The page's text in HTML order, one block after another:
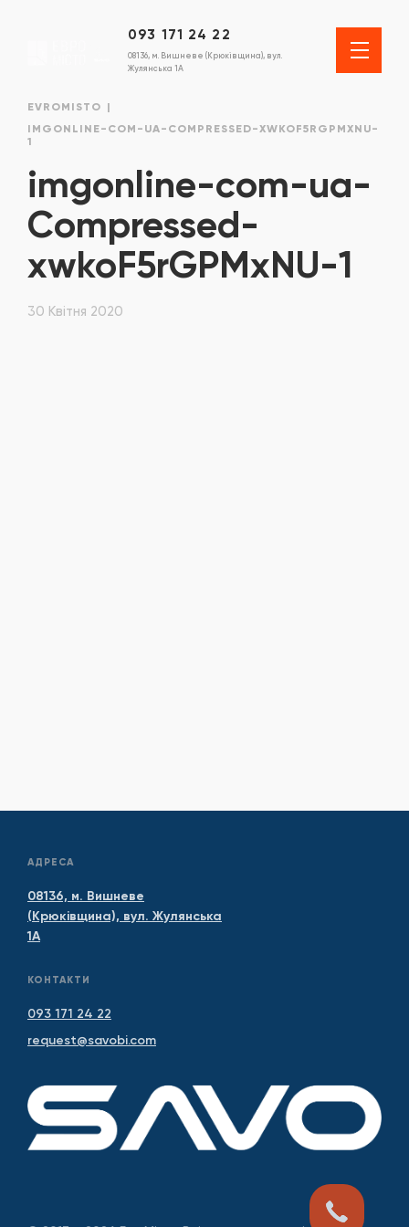
093 171 24 22
08136, м. Вишневе (Крюківщина), вул.
Жулянська 1А
EVROMISTO
IMGONLINE-COM-UA-COMPRESSED-XWKOF5RGPMXNU-
1
imgonline-com-ua-
Compressed-
xwkoF5rGPMxNU-1
30 Квітня 2020
АДРЕСА
08136, м. Вишневе
(Крюківщина), вул. Жулянська
1А
КОНТАКТИ
093 171 24 22
request@savobi.com